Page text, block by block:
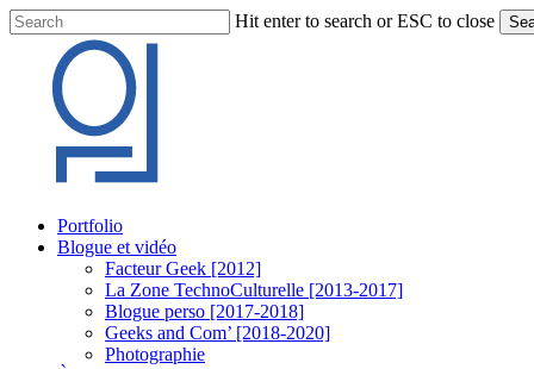
Skip
to
content
Hit enter to search or ESC to close
Search
Menu
Portfolio
Blogue et vidéo
Facteur Geek [2012]
La Zone TechnoCulturelle [2013-2017]
Blogue perso [2017-2018]
Geeks and Com’ [2018-2020]
Photographie